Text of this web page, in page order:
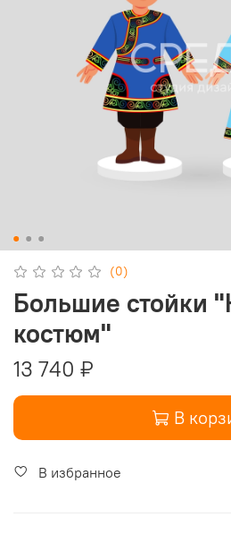
(0)
Большие стойки
костюм"
13 740 ₽
В
В избранное